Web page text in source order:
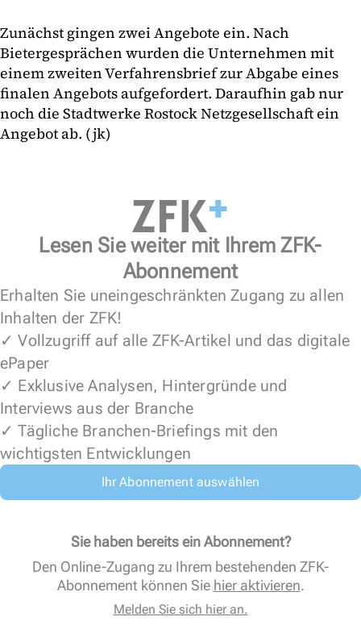
Zunächst gingen zwei Angebote ein. Nach
Bietergesprächen wurden die Unternehmen mit
einem zweiten Verfahrensbrief zur Abgabe eines
finalen Angebots aufgefordert. Daraufhin gab nur
noch die Stadtwerke Rostock Netzgesellschaft ein
Angebot ab. (jk)
Lesen Sie weiter mit Ihrem ZFK-
Abonnement
Erhalten Sie uneingeschränkten Zugang zu allen
Inhalten der ZFK!
✓ Vollzugriff auf alle ZFK-Artikel und das digitale
ePaper
✓ Exklusive Analysen, Hintergründe und
Interviews aus der Branche
✓ Tägliche Branchen-Briefings mit den
wichtigsten Entwicklungen
Ihr Abonnement auswählen
Sie haben bereits ein Abonnement?
Den Online-Zugang zu Ihrem bestehenden ZFK-
Abonnement können Sie hier aktivieren.
Melden Sie sich hier an.